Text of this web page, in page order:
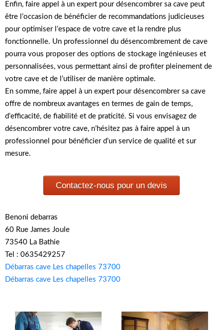
Enfin, faire appel à un expert pour désencombrer sa cave peut
être l’occasion de bénéficier de recommandations judicieuses
pour optimiser l’espace de votre cave et la rendre plus
fonctionnelle. Un professionnel du désencombrement de cave
pourra vous proposer des options de stockage ingénieuses et
personnalisées, vous permettant ainsi de profiter pleinement de
votre cave et de l’utiliser de manière optimale.
En somme, faire appel à un expert pour désencombrer sa cave
offre de nombreux avantages en termes de gain de temps,
d’efficacité, de fiabilité et de praticité. Si vous envisagez de
désencombrer votre cave, n’hésitez pas à faire appel à un
professionnel pour bénéficier d’un service de qualité et sur
mesure.
Contactez-nous pour un devis
Benoni debarras
60 Rue James Joule
73540 La Bathie
Tel : 0635429257
Débarras cave Les chapelles 73700
Débarras cave Les chapelles 73700